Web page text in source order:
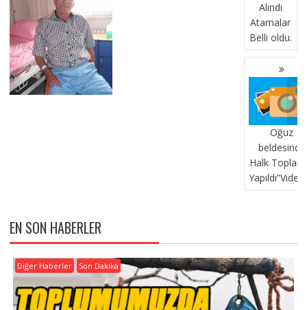
Alındı
Atamalar
Belli oldu.
Oğuz
beldesinde
Halk
EN SON HABERLER
Diğer Haberler Son Dakika